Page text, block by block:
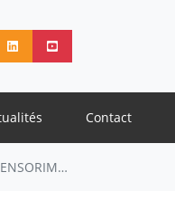
Contact
2025